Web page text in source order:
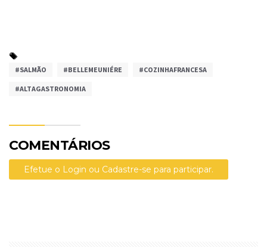
#SALMÃO #BELLEMEUNIÉRE #COZINHAFRANCESA
#ALTAGASTRONOMIA
COMENTÁRIOS
Efetue o Login ou Cadastre-se para participar.